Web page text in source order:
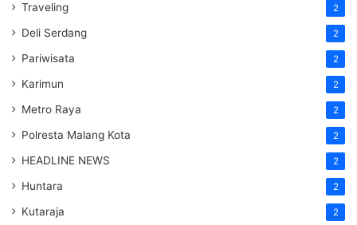
Traveling 2
Deli Serdang 2
Pariwisata 2
Karimun 2
Metro Raya 2
Polresta Malang Kota 2
HEADLINE NEWS 2
Huntara 2
Kutaraja 2